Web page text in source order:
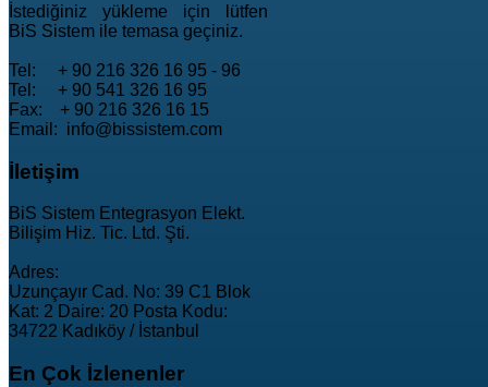
İstediğiniz yükleme için lütfen
BiS Sistem ile temasa geçiniz.
Tel: + 90 216 326 16 95 - 96
Tel: + 90 541 326 16 95
Fax: + 90 216 326 16 15
Email: info@bissistem.com
İletişim
BiS Sistem Entegrasyon Elekt.
Bilişim Hiz. Tic. Ltd. Şti.
Adres:
Uzunçayır Cad. No: 39 C1 Blok
Kat: 2 Daire: 20 Posta Kodu:
34722 Kadıköy / İstanbul
En Çok İzlenenler